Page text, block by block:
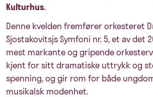
Kulturhus.
Denne kvelden fremfører orkesteret
Sjostakovitsjs Symfoni nr. 5, et av det
mest markante og gripende
kjent for sitt dramatiske uttrykk og
spenning, og gir rom for både
musikalsk modenhet.